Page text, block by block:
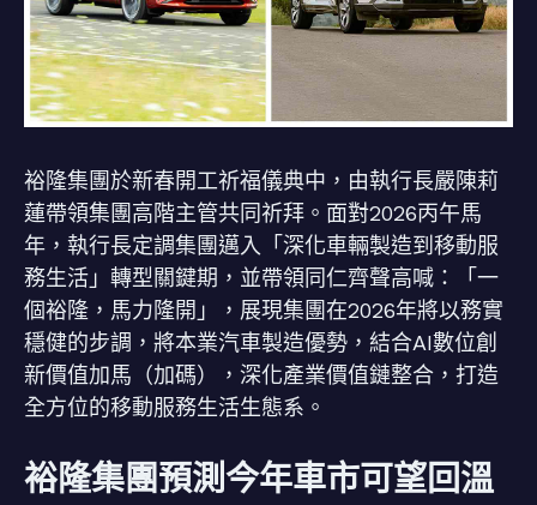
裕隆集團於新春開工祈福儀典中，由執行長嚴陳莉
蓮帶領集團高階主管共同祈拜。面對2026丙午馬
年，執行長定調集團邁入「深化車輛製造到移動服
務生活」轉型關鍵期，並帶領同仁齊聲高喊：「一
個裕隆，馬力隆開」，展現集團在2026年將以務實
穩健的步調，將本業汽車製造優勢，結合AI數位創
新價值加馬（加碼），深化產業價值鏈整合，打造
全方位的移動服務生活生態系。
裕隆集團預測今年車市可望回溫